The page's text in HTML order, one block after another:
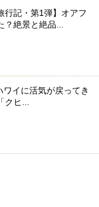
行記・第1弾】オアフ
絶景と絶品...
ワイに活気が戻ってき
ヒ...